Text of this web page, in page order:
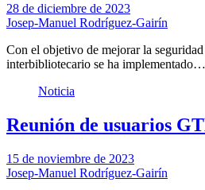
28 de diciembre de 2023
Josep-Manuel Rodríguez-Gairín
Con el objetivo de mejorar la
interbibliotecario se ha implementado…
Noticia
Reunión de usuarios
15 de noviembre de 2023
Josep-Manuel Rodríguez-Gairín